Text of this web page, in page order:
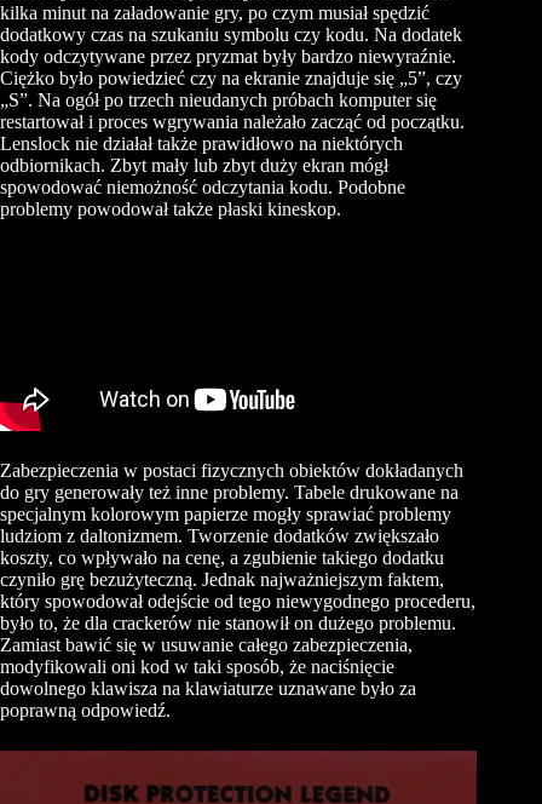
kilka minut na załadowanie gry, po czym musiał spędzić
dodatkowy czas na szukaniu symbolu czy kodu. Na dodatek
kody odczytywane przez pryzmat były bardzo niewyraźnie.
Ciężko było powiedzieć czy na ekranie znajduje się „5”, czy
„S”. Na ogół po trzech nieudanych próbach komputer się
restartował i proces wgrywania należało zacząć od początku.
Lenslock nie działał także prawidłowo na niektórych
odbiornikach. Zbyt mały lub zbyt duży ekran mógł
spowodować niemożność odczytania kodu. Podobne
problemy powodował także płaski kineskop.
Zabezpieczenia w postaci fizycznych obiektów dokładanych
do gry generowały też inne problemy. Tabele drukowane na
specjalnym kolorowym papierze mogły sprawiać problemy
ludziom z daltonizmem. Tworzenie dodatków zwiększało
koszty, co wpływało na cenę, a zgubienie takiego dodatku
czyniło grę bezużyteczną. Jednak najważniejszym faktem,
który spowodował odejście od tego niewygodnego procederu,
było to, że dla crackerów nie stanowił on dużego problemu.
Zamiast bawić się w usuwanie całego zabezpieczenia,
modyfikowali oni kod w taki sposób, że naciśnięcie
dowolnego klawisza na klawiaturze uznawane było za
poprawną odpowiedź.